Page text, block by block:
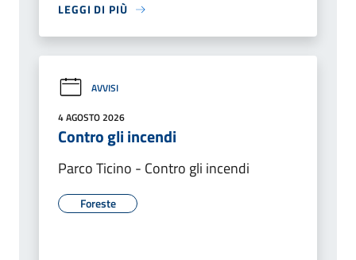
LEGGI DI PIÙ
AVVISI
4 AGOSTO 2026
Contro gli incendi
Parco Ticino - Contro gli incendi
Foreste